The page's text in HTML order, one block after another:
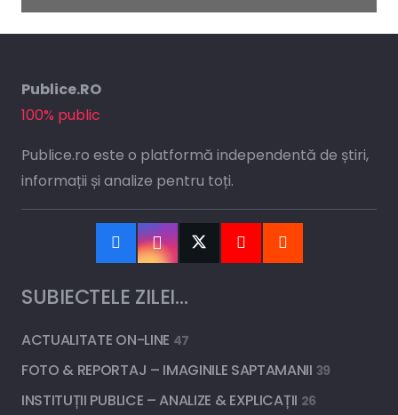
Publice.RO
100% public
Publice.ro este o platformă independentă de știri,
informații și analize pentru toți.
SUBIECTELE ZILEI…
ACTUALITATE ON-LINE 47
FOTO & REPORTAJ – IMAGINILE SAPTAMANII 39
INSTITUȚII PUBLICE – ANALIZE & EXPLICAȚII 26